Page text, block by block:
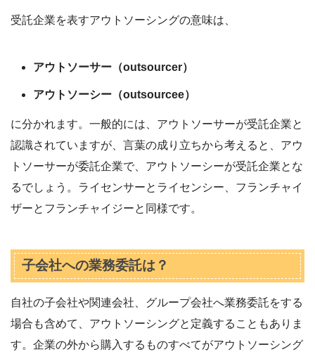
受託企業を表すアウトソーシングの意味は、
アウトソーサー（outsourcer）
アウトソーシー（outsourcee）
に分かれます。一般的には、アウトソーサーが受託企業と
認識されていますが、言葉の成り立ちから考えると、アウ
トソーサーが委託企業で、アウトソーシーが受託企業とな
るでしょう。ライセンサーとライセンシー、フランチャイ
ザーとフランチャイジーと同様です。
子会社への業務委託は？
自社の子会社や関連会社、グループ会社へ業務委託をする
場合も含めて、アウトソーシングと定義することもありま
す。企業の外から購入するものすべてがアウトソーシング